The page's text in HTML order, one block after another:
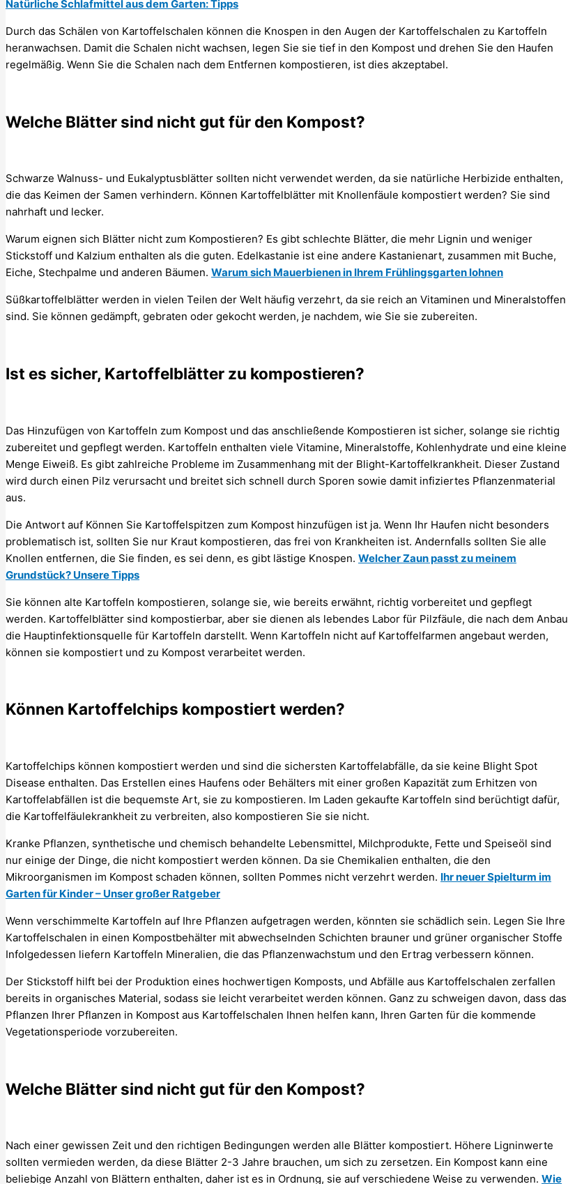
Natürliche Schlafmittel aus dem Garten: Tipps
Durch das Schälen von Kartoffelschalen können die Knospen in den Augen der Kartoffelschalen zu Kartoffeln
heranwachsen. Damit die Schalen nicht wachsen, legen Sie sie tief in den Kompost und drehen Sie den Haufen
regelmäßig. Wenn Sie die Schalen nach dem Entfernen kompostieren, ist dies akzeptabel.
Welche Blätter sind nicht gut für den Kompost?
Schwarze Walnuss- und Eukalyptusblätter sollten nicht verwendet werden, da sie natürliche Herbizide enthalten,
die das Keimen der Samen verhindern. Können Kartoffelblätter mit Knollenfäule kompostiert werden? Sie sind
nahrhaft und lecker.
Warum eignen sich Blätter nicht zum Kompostieren? Es gibt schlechte Blätter, die mehr Lignin und weniger
Stickstoff und Kalzium enthalten als die guten. Edelkastanie ist eine andere Kastanienart, zusammen mit Buche,
Eiche, Stechpalme und anderen Bäumen. Warum sich Mauerbienen in Ihrem Frühlingsgarten lohnen
Süßkartoffelblätter werden in vielen Teilen der Welt häufig verzehrt, da sie reich an Vitaminen und Mineralstoffen
sind. Sie können gedämpft, gebraten oder gekocht werden, je nachdem, wie Sie sie zubereiten.
Ist es sicher, Kartoffelblätter zu kompostieren?
Das Hinzufügen von Kartoffeln zum Kompost und das anschließende Kompostieren ist sicher, solange sie richtig
zubereitet und gepflegt werden. Kartoffeln enthalten viele Vitamine, Mineralstoffe, Kohlenhydrate und eine kleine
Menge Eiweiß. Es gibt zahlreiche Probleme im Zusammenhang mit der Blight-Kartoffelkrankheit. Dieser Zustand
wird durch einen Pilz verursacht und breitet sich schnell durch Sporen sowie damit infiziertes Pflanzenmaterial
aus.
Die Antwort auf Können Sie Kartoffelspitzen zum Kompost hinzufügen ist ja. Wenn Ihr Haufen nicht besonders
problematisch ist, sollten Sie nur Kraut kompostieren, das frei von Krankheiten ist. Andernfalls sollten Sie alle
Knollen entfernen, die Sie finden, es sei denn, es gibt lästige Knospen. Welcher Zaun passt zu meinem
Grundstück? Unsere Tipps
Sie können alte Kartoffeln kompostieren, solange sie, wie bereits erwähnt, richtig vorbereitet und gepflegt
werden. Kartoffelblätter sind kompostierbar, aber sie dienen als lebendes Labor für Pilzfäule, die nach dem Anbau
die Hauptinfektionsquelle für Kartoffeln darstellt. Wenn Kartoffeln nicht auf Kartoffelfarmen angebaut werden,
können sie kompostiert und zu Kompost verarbeitet werden.
Können Kartoffelchips kompostiert werden?
Kartoffelchips können kompostiert werden und sind die sichersten Kartoffelabfälle, da sie keine Blight Spot
Disease enthalten. Das Erstellen eines Haufens oder Behälters mit einer großen Kapazität zum Erhitzen von
Kartoffelabfällen ist die bequemste Art, sie zu kompostieren. Im Laden gekaufte Kartoffeln sind berüchtigt dafür,
die Kartoffelfäulekrankheit zu verbreiten, also kompostieren Sie sie nicht.
Kranke Pflanzen, synthetische und chemisch behandelte Lebensmittel, Milchprodukte, Fette und Speiseöl sind
nur einige der Dinge, die nicht kompostiert werden können. Da sie Chemikalien enthalten, die den
Mikroorganismen im Kompost schaden können, sollten Pommes nicht verzehrt werden. Ihr neuer Spielturm im
Garten für Kinder – Unser großer Ratgeber
Wenn verschimmelte Kartoffeln auf Ihre Pflanzen aufgetragen werden, könnten sie schädlich sein. Legen Sie Ihre
Kartoffelschalen in einen Kompostbehälter mit abwechselnden Schichten brauner und grüner organischer Stoffe
Infolgedessen liefern Kartoffeln Mineralien, die das Pflanzenwachstum und den Ertrag verbessern können.
Der Stickstoff hilft bei der Produktion eines hochwertigen Komposts, und Abfälle aus Kartoffelschalen zerfallen
bereits in organisches Material, sodass sie leicht verarbeitet werden können. Ganz zu schweigen davon, dass das
Pflanzen Ihrer Pflanzen in Kompost aus Kartoffelschalen Ihnen helfen kann, Ihren Garten für die kommende
Vegetationsperiode vorzubereiten.
Welche Blätter sind nicht gut für den Kompost?
Nach einer gewissen Zeit und den richtigen Bedingungen werden alle Blätter kompostiert. Höhere Ligninwerte
sollten vermieden werden, da diese Blätter 2-3 Jahre brauchen, um sich zu zersetzen. Ein Kompost kann eine
beliebige Anzahl von Blättern enthalten, daher ist es in Ordnung, sie auf verschiedene Weise zu verwenden. Wie